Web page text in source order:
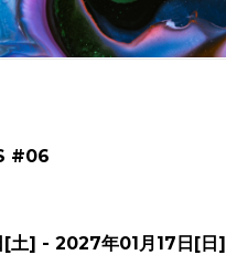
#06
[土] - 2027年01月17日[日]